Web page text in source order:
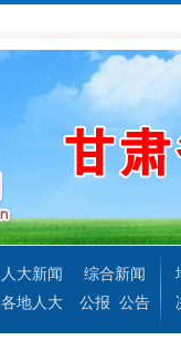
人大新闻
综合新闻
各地人大
公报 公告